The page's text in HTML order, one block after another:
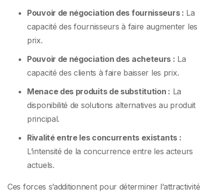
Pouvoir de négociation des fournisseurs : La
capacité des fournisseurs à faire augmenter les
prix.
Pouvoir de négociation des acheteurs : La
capacité des clients à faire baisser les prix.
Menace des produits de substitution : La
disponibilité de solutions alternatives au produit
principal.
Rivalité entre les concurrents existants :
L’intensité de la concurrence entre les acteurs
actuels.
Ces forces s’additionnent pour déterminer l’attractivité